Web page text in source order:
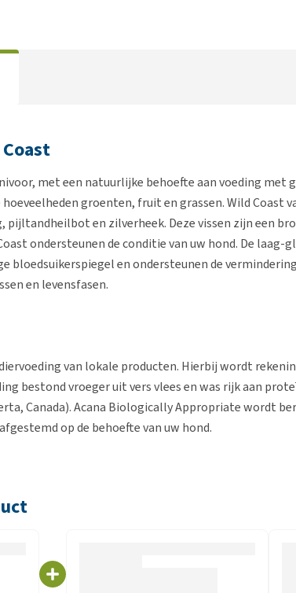
met een natuurlijke behoefte aan voeding met
groenten, fruit en grassen. Wild Coast
pijltandheilbot en zilverheek. Deze vissen zijn een
ondersteunen de conditie van uw hond. De laag-
bloedsuikerspiegel en ondersteunen de
en levensfasen.
van lokale producten. Hierbij wordt
bestond vroeger uit vers vlees en was rijk aan
Canada). Acana Biologically Appropriate wordt
op de behoefte van uw hond.
bestaat voor een groot deel uit verse